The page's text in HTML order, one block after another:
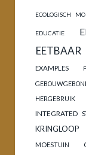
ECOLOGISCH
EDUCATIE
EXAMPLES
HERGEBRUIK
INTEGRATED
KRINGLOOP
MOESTUIN